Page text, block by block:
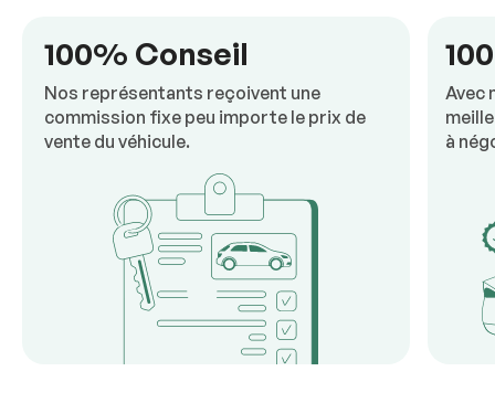
100% Conseil
Nos représentants reçoivent une
commission fixe peu importe le prix de
vente du véhicule.
Avec
à